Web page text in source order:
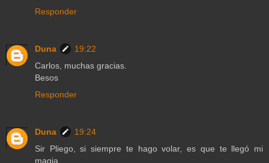
Responder
Duna
19:22
Carlos, muchas gracias.
Besos
Responder
Duna
19:24
Sir Pliego, si siempre te hago volar, es que te llegó mi
magia...